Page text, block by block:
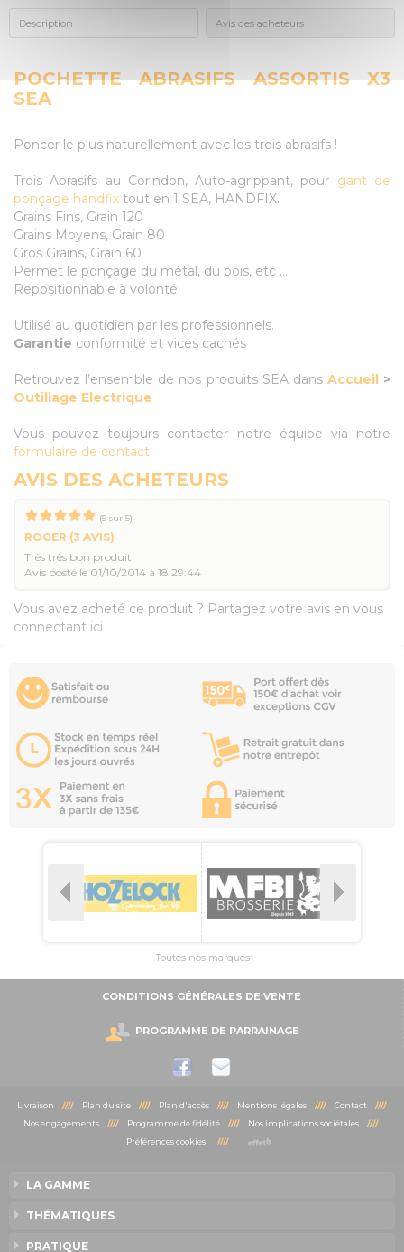
Description Avis des acheteurs
POCHETTE ABRASIFS ASSORTIS X3
SEA
Poncer le plus naturellement avec les trois abrasifs !
Trois Abrasifs au Corindon, Auto-agrippant, pour gant de
ponçage handfix tout en 1 SEA, HANDFIX.
Grains Fins, Grain 120
Grains Moyens, Grain 80
Gros Grains, Grain 60
Permet le ponçage du métal, du bois, etc ...
Repositionnable à volonté
Utilisé au quotidien par les professionnels.
Garantie conformité et vices cachés
Retrouvez l’ensemble de nos produits SEA dans Accueil >
Outillage Electrique
Vous pouvez toujours contacter notre équipe via notre
formulaire de contact
AVIS DES ACHETEURS
(5 sur 5)
ROGER (3 AVIS)
Très très bon produit
Avis posté le 01/10/2014 à 18:29:44
Vous avez acheté ce produit ? Partagez votre avis en vous
connectant ici
Toutes nos marques
CONDITIONS GÉNÉRALES DE VENTE
PROGRAMME DE PARRAINAGE
Livraison //// Plan du site //// Plan d'accès //// Mentions légales //// Contact ////
Nos engagements//// Programme de fidélité//// Nos implications sociétales////
Préférences cookies
////
LA GAMME
THÉMATIQUES
PRATIQUE